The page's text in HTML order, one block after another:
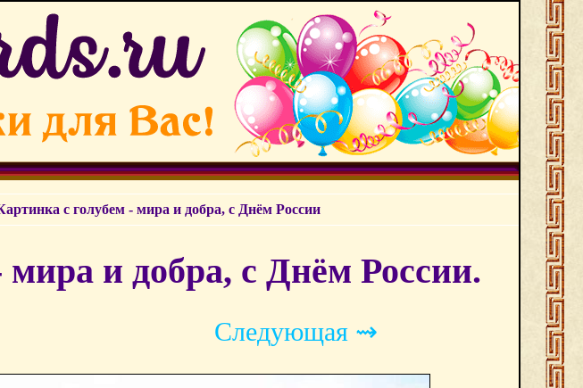
с голубем - мира и добра, с Днём России
мира и добра, с Днём России.
Следующая ⇝